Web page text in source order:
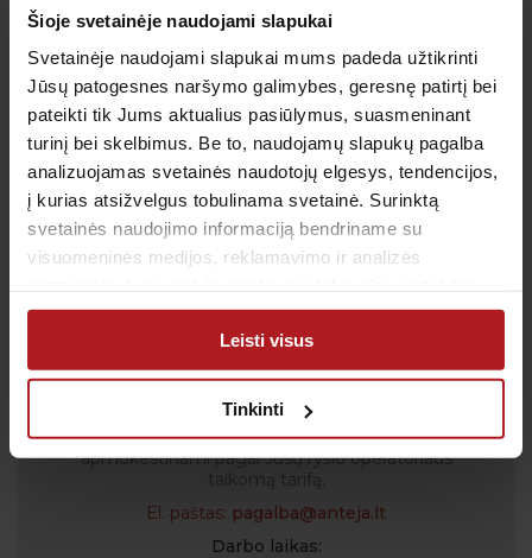
Šioje svetainėje naudojami slapukai
Svetainėje naudojami slapukai mums padeda užtikrinti
Jūsų patogesnes naršymo galimybes, geresnę patirtį bei
pateikti tik Jums aktualius pasiūlymus, suasmeninant
turinį bei skelbimus. Be to, naudojamų slapukų pagalba
analizuojamas svetainės naudotojų elgesys, tendencijos,
į kurias atsižvelgus tobulinama svetainė. Surinktą
svetainės naudojimo informaciją bendriname su
visuomeninės medijos, reklamavimo ir analizės
arba naudojant paslaugas surinktos informacijos.
Leisti visus
Tinkinti
geriausių pasiūlymų bei akcijų.
Sutinku suprivatumo politika
Patvirtinu, kad man yra 14 metų ar daugiau
Tel.: (iš užsienio)00-370-37-245330
Skambučiai į klientų aptarnavimo centro numerį
apmokestinami pagal Jūsų ryšio operatoriaus
taikomą tarifą.
El. paštas: pagalba@anteja.lt
Darbo laikas: